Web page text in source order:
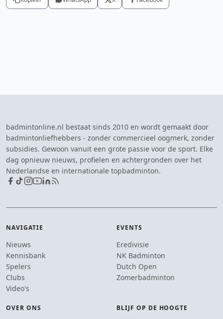
badmintonline.nl bestaat sinds 2010 en wordt gemaakt door
badmintonliefhebbers - zonder commercieel oogmerk, zonder
subsidies. Gewoon vanuit een grote passie voor de sport. Elke
dag opnieuw nieuws, profielen en achtergronden over het
Nederlandse en internationale topbadminton.
NAVIGATIE
Nieuws
Kennisbank
Spelers
Clubs
Video's
EVENTS
Eredivisie
NK Badminton
Dutch Open
Zomerbadminton
OVER ONS BLIJF OP DE HOOGTE